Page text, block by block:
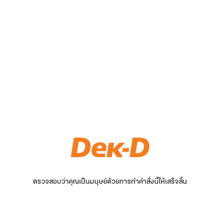
ตรวจสอบว่าคุณเป็นมนุษย์ด้วยการทำคำสั่งนี้ให้เสร็จสิ้น